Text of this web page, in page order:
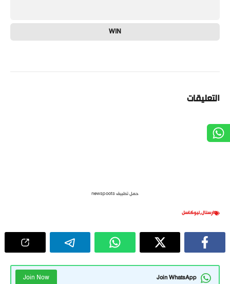
WIN
التعليقات
حمل تطبيق newspoots
ارسنال,نيوكاسل
Join WhatsApp
Join Now